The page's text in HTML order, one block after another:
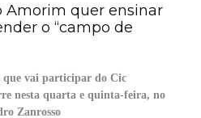
Amorim quer ensinar
o “campo de
que vai participar do Cic
nesta quarta e quinta-feira, no
Zanrosso